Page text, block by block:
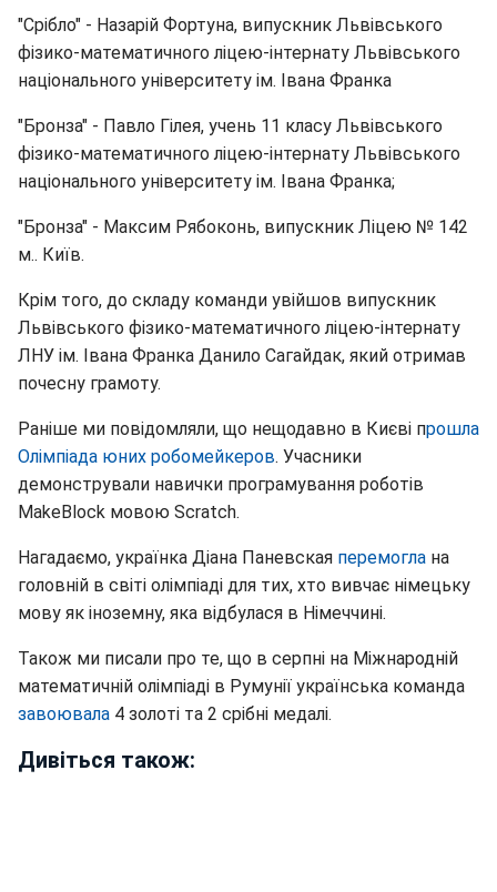
"Срібло" - Назарій Фортуна, випускник Львівського
фізико-математичного ліцею-інтернату Львівського
національного університету ім. Івана Франка
"Бронза" - Павло Гілея, учень 11 класу Львівського
фізико-математичного ліцею-інтернату Львівського
національного університету ім. Івана Франка;
"Бронза" - Максим Рябоконь, випускник Ліцею № 142
м.. Київ.
Крім того, до складу команди увійшов випускник
Львівського фізико-математичного ліцею-інтернату
ЛНУ ім. Івана Франка Данило Сагайдак, який отримав
почесну грамоту.
Раніше ми повідомляли, що нещодавно в Києві прошла
Олімпіада юних робомейкеров. Учасники
демонстрували навички програмування роботів
MakeBlock мовою Scratch.
Нагадаємо, українка Діана Паневская перемогла на
головній в світі олімпіаді для тих, хто вивчає німецьку
мову як іноземну, яка відбулася в Німеччині.
Також ми писали про те, що в серпні на Міжнародній
математичній олімпіаді в Румунії українська команда
завоювала 4 золоті та 2 срібні медалі.
Дивіться також: